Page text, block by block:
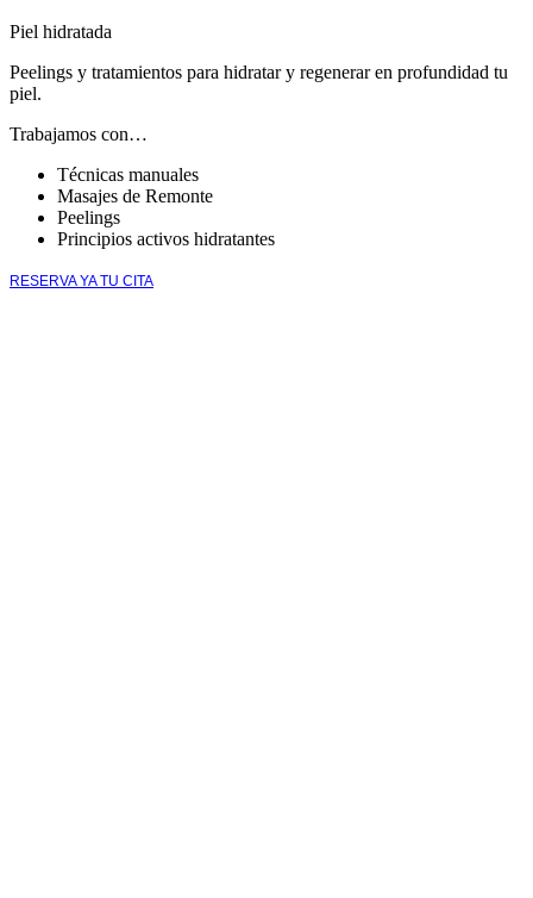
Piel hidratada
Peelings y tratamientos para hidratar y regenerar en profundidad tu
piel.
Trabajamos con…
Técnicas manuales
Masajes de Remonte
Peelings
Principios activos hidratantes
RESERVA YA TU CITA